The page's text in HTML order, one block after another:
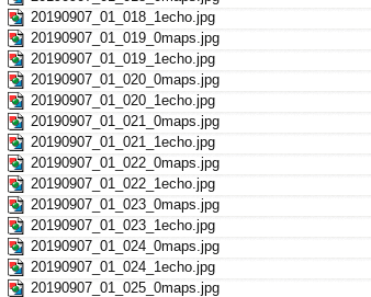
20190907_01_018_1echo.jpg
20190907_01_019_0maps.jpg
20190907_01_019_1echo.jpg
20190907_01_020_0maps.jpg
20190907_01_020_1echo.jpg
20190907_01_021_0maps.jpg
20190907_01_021_1echo.jpg
20190907_01_022_0maps.jpg
20190907_01_022_1echo.jpg
20190907_01_023_0maps.jpg
20190907_01_023_1echo.jpg
20190907_01_024_0maps.jpg
20190907_01_024_1echo.jpg
20190907_01_025_0maps.jpg